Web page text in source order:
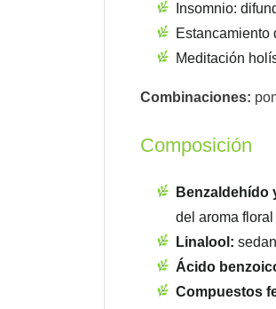
Insomnio:
Estancamiento
Meditación
Combinaciones:
Composición
Benzaldehído
del aroma
Linalool:
Ácido
Compuestos